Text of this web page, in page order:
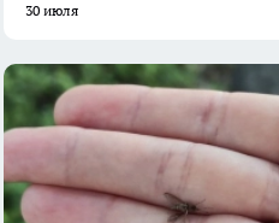
30 июля